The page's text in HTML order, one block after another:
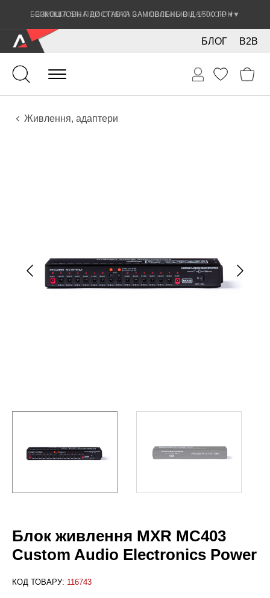
ЗНИЖКА 5% ПРИ ОПЛАТІ БАНКІВСЬКОЮ КАРТКОЮ ▼
B2B
БЛОГ
Звук
Звукове обладнання
Живлення, адаптери
Блок живлення MXR MC403
Custom Audio Electronics Power
КОД ТОВАРУ: 116743